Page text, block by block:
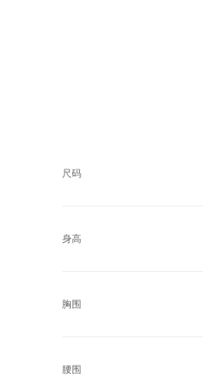
尺码
身高
胸围
腰围